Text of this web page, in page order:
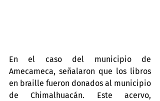
En el caso del municipio de
Amecameca, señalaron que los libros
en braille fueron donados al municipio
de Chimalhuacán. Este acervo,